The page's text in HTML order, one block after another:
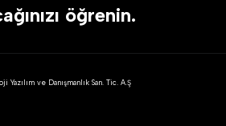
öğrenin.
ve Danışmanlık San. Tic. A.Ş